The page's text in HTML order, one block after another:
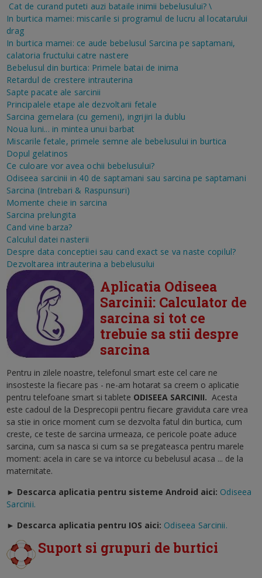
Cat de curand puteti auzi bataile inimii bebelusului? \
In burtica mamei: miscarile si programul de lucru al locatarului
drag
In burtica mamei: ce aude bebelusul Sarcina pe saptamani,
calatoria fructului catre nastere
Bebelusul din burtica: Primele batai de inima
Retardul de crestere intrauterina
Sapte pacate ale sarcinii
Principalele etape ale dezvoltarii fetale
Sarcina gemelara (cu gemeni), ingrijiri la dublu
Noua luni... in mintea unui barbat
Miscarile fetale, primele semne ale bebelusului in burtica
Dopul gelatinos
Ce culoare vor avea ochii bebelusului?
Odiseea sarcinii in 40 de saptamani sau sarcina pe saptamani
Sarcina (Intrebari & Raspunsuri)
Momente cheie in sarcina
Sarcina prelungita
Cand vine barza?
Calculul datei nasterii
Despre data conceptiei sau cand exact se va naste copilul?
Dezvoltarea intrauterina a bebelusului
Aplicatia Odiseea
Sarcinii: Calculator de
sarcina si tot ce
trebuie sa stii despre
sarcina
Pentru in zilele noastre, telefonul smart este cel care ne
insosteste la fiecare pas - ne-am hotarat sa creem o aplicatie
pentru telefoane smart si tablete ODISEEA SARCINII. Acesta
este cadoul de la Desprecopii pentru fiecare graviduta care vrea
sa stie in orice moment cum se dezvolta fatul din burtica, cum
creste, ce teste de sarcina urmeaza, ce pericole poate aduce
sarcina, cum sa nasca si cum sa se pregateasca pentru marele
moment: acela in care se va intorce cu bebelusul acasa ... de la
maternitate.
► Descarca aplicatia pentru sisteme Android aici: Odiseea
Sarcinii.
► Descarca aplicatia pentru IOS aici: Odiseea Sarcinii.
Suport si grupuri de burtici